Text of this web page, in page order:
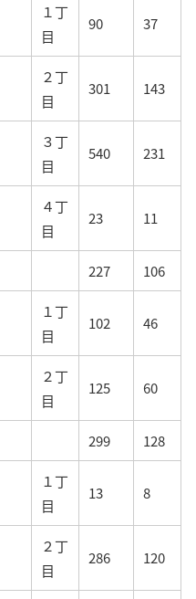
１丁
目
90 37
２丁
目
301 143
３丁
目
540 231
４丁
目
23 11
227 106
１丁
目
102 46
２丁
目
125 60
299 128
１丁
目
13 8
２丁
目
286 120